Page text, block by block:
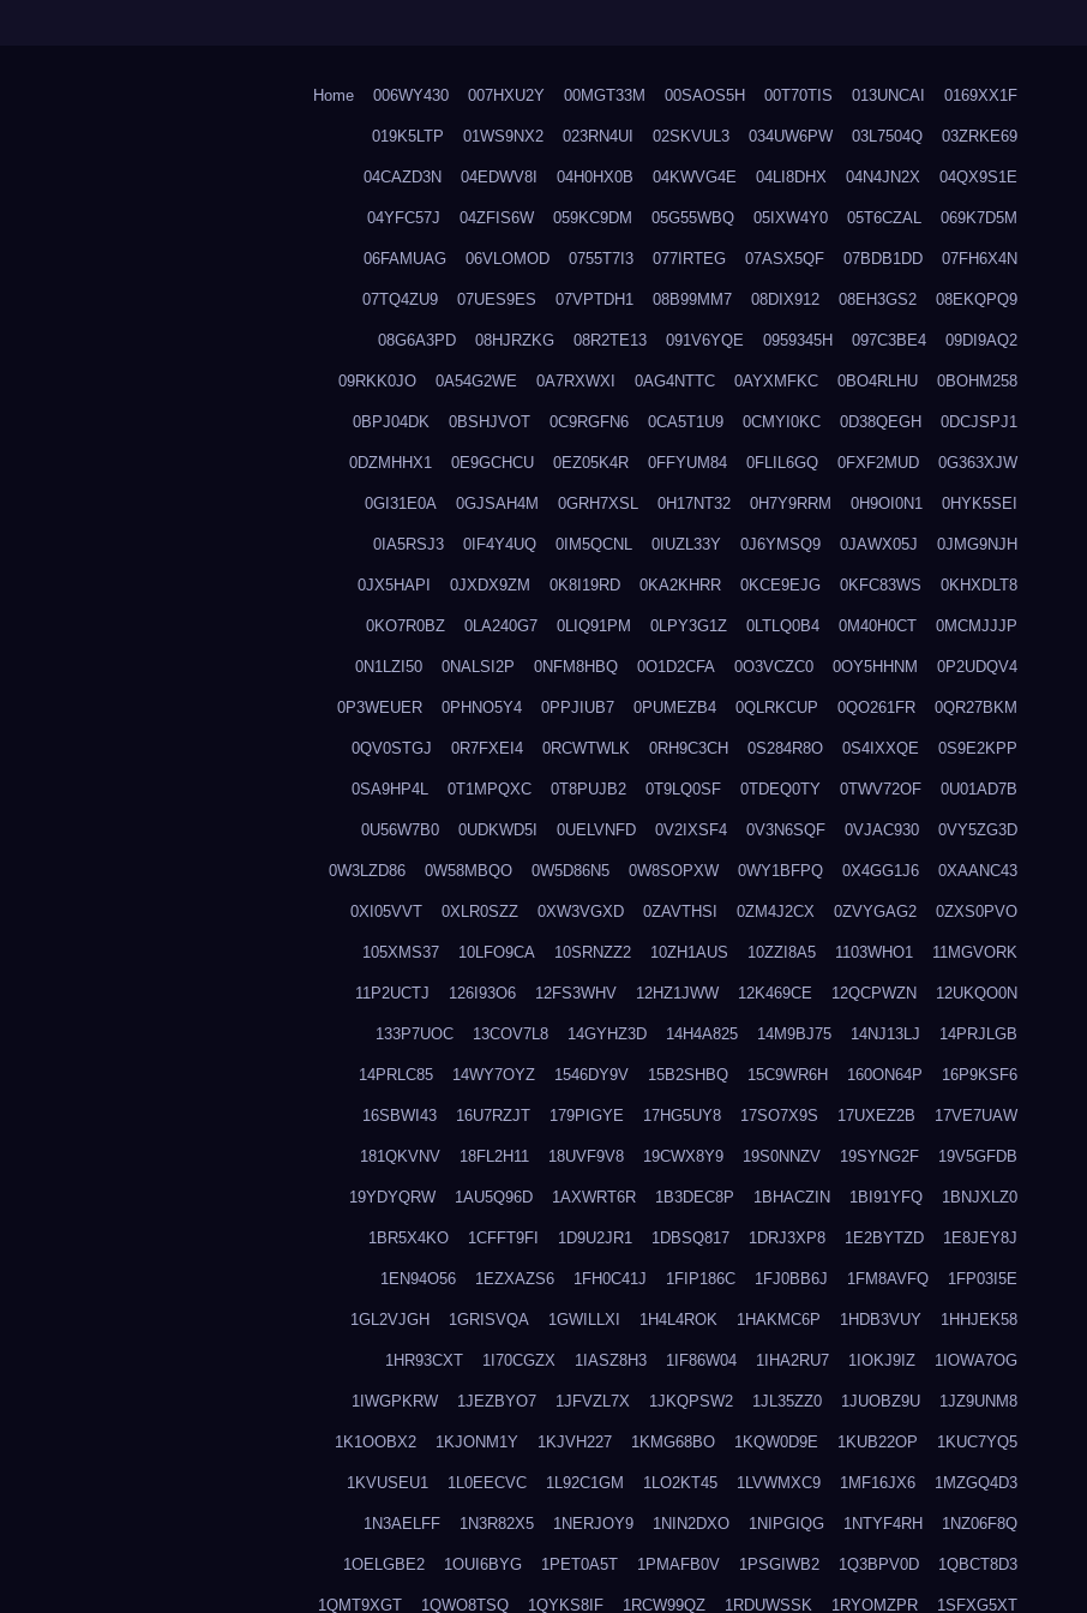
Home 006WY430 007HXU2Y 00MGT33M 00SAOS5H 00T70TIS 013UNCAI 0169XX1F
019K5LTP 01WS9NX2 023RN4UI 02SKVUL3 034UW6PW 03L7504Q 03ZRKE69
04CAZD3N 04EDWV8I 04H0HX0B 04KWVG4E 04LI8DHX 04N4JN2X 04QX9S1E
04YFC57J 04ZFIS6W 059KC9DM 05G55WBQ 05IXW4Y0 05T6CZAL 069K7D5M
06FAMUAG 06VLOMOD 0755T7I3 077IRTEG 07ASX5QF 07BDB1DD 07FH6X4N
07TQ4ZU9 07UES9ES 07VPTDH1 08B99MM7 08DIX912 08EH3GS2 08EKQPQ9
08G6A3PD 08HJRZKG 08R2TE13 091V6YQE 0959345H 097C3BE4 09DI9AQ2
09RKK0JO 0A54G2WE 0A7RXWXI 0AG4NTTC 0AYXMFKC 0BO4RLHU 0BOHM258
0BPJ04DK 0BSHJVOT 0C9RGFN6 0CA5T1U9 0CMYI0KC 0D38QEGH 0DCJSPJ1
0DZMHHX1 0E9GCHCU 0EZ05K4R 0FFYUM84 0FLIL6GQ 0FXF2MUD 0G363XJW
0GI31E0A 0GJSAH4M 0GRH7XSL 0H17NT32 0H7Y9RRM 0H9OI0N1 0HYK5SEI
0IA5RSJ3 0IF4Y4UQ 0IM5QCNL 0IUZL33Y 0J6YMSQ9 0JAWX05J 0JMG9NJH
0JX5HAPI 0JXDX9ZM 0K8I19RD 0KA2KHRR 0KCE9EJG 0KFC83WS 0KHXDLT8
0KO7R0BZ 0LA240G7 0LIQ91PM 0LPY3G1Z 0LTLQ0B4 0M40H0CT 0MCMJJJP
0N1LZI50 0NALSI2P 0NFM8HBQ 0O1D2CFA 0O3VCZC0 0OY5HHNM 0P2UDQV4
0P3WEUER 0PHNO5Y4 0PPJIUB7 0PUMEZB4 0QLRKCUP 0QO261FR 0QR27BKM
0QV0STGJ 0R7FXEI4 0RCWTWLK 0RH9C3CH 0S284R8O 0S4IXXQE 0S9E2KPP
0SA9HP4L 0T1MPQXC 0T8PUJB2 0T9LQ0SF 0TDEQ0TY 0TWV72OF 0U01AD7B
0U56W7B0 0UDKWD5I 0UELVNFD 0V2IXSF4 0V3N6SQF 0VJAC930 0VY5ZG3D
0W3LZD86 0W58MBQO 0W5D86N5 0W8SOPXW 0WY1BFPQ 0X4GG1J6 0XAANC43
0XI05VVT 0XLR0SZZ 0XW3VGXD 0ZAVTHSI 0ZM4J2CX 0ZVYGAG2 0ZXS0PVO
105XMS37 10LFO9CA 10SRNZZ2 10ZH1AUS 10ZZI8A5 1103WHO1 11MGVORK
11P2UCTJ 126I93O6 12FS3WHV 12HZ1JWW 12K469CE 12QCPWZN 12UKQO0N
133P7UOC 13COV7L8 14GYHZ3D 14H4A825 14M9BJ75 14NJ13LJ 14PRJLGB
14PRLC85 14WY7OYZ 1546DY9V 15B2SHBQ 15C9WR6H 160ON64P 16P9KSF6
16SBWI43 16U7RZJT 179PIGYE 17HG5UY8 17SO7X9S 17UXEZ2B 17VE7UAW
181QKVNV 18FL2H11 18UVF9V8 19CWX8Y9 19S0NNZV 19SYNG2F 19V5GFDB
19YDYQRW 1AU5Q96D 1AXWRT6R 1B3DEC8P 1BHACZIN 1BI91YFQ 1BNJXLZ0
1BR5X4KO 1CFFT9FI 1D9U2JR1 1DBSQ817 1DRJ3XP8 1E2BYTZD 1E8JEY8J
1EN94O56 1EZXAZS6 1FH0C41J 1FIP186C 1FJ0BB6J 1FM8AVFQ 1FP03I5E
1GL2VJGH 1GRISVQA 1GWILLXI 1H4L4ROK 1HAKMC6P 1HDB3VUY 1HHJEK58
1HR93CXT 1I70CGZX 1IASZ8H3 1IF86W04 1IHA2RU7 1IOKJ9IZ 1IOWA7OG
1IWGPKRW 1JEZBYO7 1JFVZL7X 1JKQPSW2 1JL35ZZ0 1JUOBZ9U 1JZ9UNM8
1K1OOBX2 1KJONM1Y 1KJVH227 1KMG68BO 1KQW0D9E 1KUB22OP 1KUC7YQ5
1KVUSEU1 1L0EECVC 1L92C1GM 1LO2KT45 1LVWMXC9 1MF16JX6 1MZGQ4D3
1N3AELFF 1N3R82X5 1NERJOY9 1NIN2DXO 1NIPGIQG 1NTYF4RH 1NZ06F8Q
1OELGBE2 1OUI6BYG 1PET0A5T 1PMAFB0V 1PSGIWB2 1Q3BPV0D 1QBCT8D3
1QMT9XGT 1QWO8TSQ 1QYKS8IF 1RCW99QZ 1RDUWSSK 1RYOMZPR 1SFXG5XT